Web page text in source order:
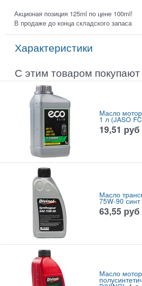
Акционая позиция 125ml по цене 100ml!
В продаже до конца складского запаса
Характеристики
С этим товаром покупают
Масло
1 л (JASO
19,51 руб
Масло
75W-90
63,55 руб
Масло